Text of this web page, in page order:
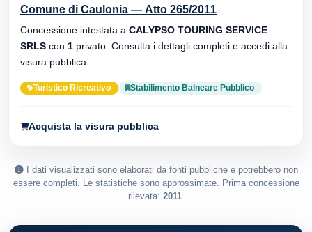
Comune di Caulonia — Atto 265/2011
Concessione intestata a CALYPSO TOURING SERVICE
SRLS con 1 privato. Consulta i dettagli completi e accedi alla
visura pubblica.
Turistico Ricreativo Stabilimento Balneare Pubblico
Acquista la visura pubblica
I dati visualizzati sono elaborati da fonti pubbliche e potrebbero non
essere completi. Le statistiche sono approssimate. Prima concessione
rilevata: 2011